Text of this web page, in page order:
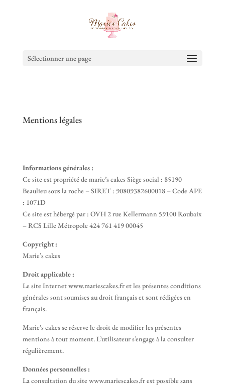
Sélectionner une page
Mentions légales
Informations générales :
Ce site est propriété de marie’s cakes Siège social : 85190
Beaulieu sous la roche – SIRET : 90809382600018 – Code APE
: 1071D
Ce site est hébergé par : OVH 2 rue Kellermann 59100 Roubaix
– RCS Lille Métropole 424 761 419 00045
Copyright :
Marie’s cakes
Droit applicable :
Le site Internet www.mariescakes.fr et les présentes conditions
générales sont soumises au droit français et sont rédigées en
français.
Marie’s cakes se réserve le droit de modifier les présentes
mentions à tout moment. L’utilisateur s’engage à la consulter
régulièrement.
Données personnelles :
La consultation du site www.mariescakes.fr est possible sans